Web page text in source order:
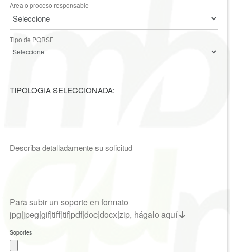
Area o proceso responsable
Tipo de PQRSF
TIPOLOGIA SELECCIONADA:
Describa detalladamente su solicitud
Para subir un soporte en formato
jpg|jpeg|gif|tiff|tif|pdf|doc|docx|zip, hágalo aquí
Soportes